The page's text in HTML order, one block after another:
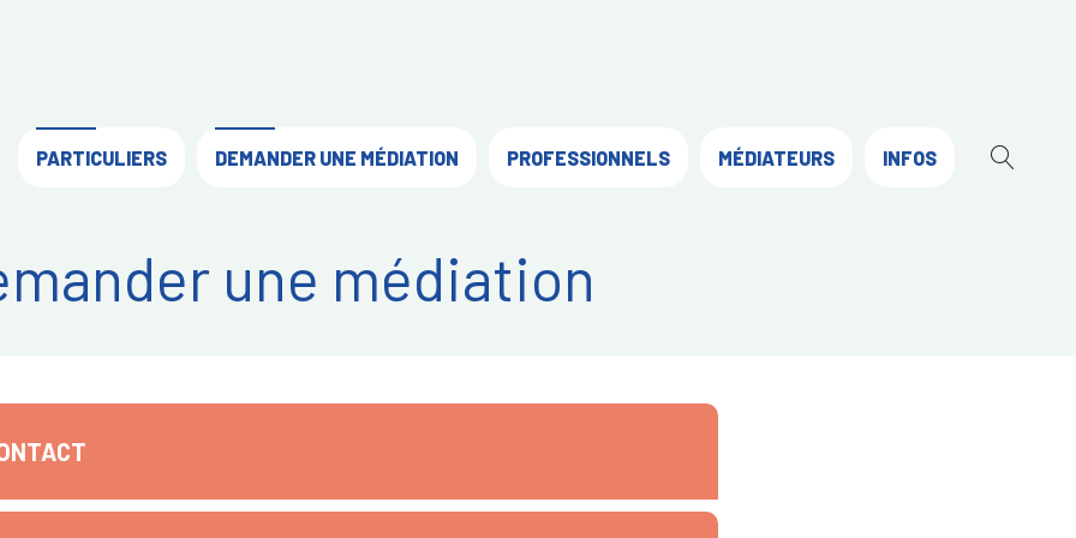
PARTICULIERS DEMANDER UNE MÉDIATION PROFESSIONNELS MÉDIATEURS INFOS
une médiation